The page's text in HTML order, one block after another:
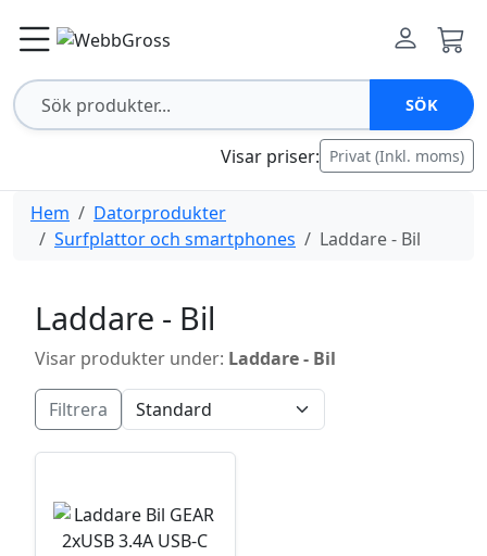
SÖK
Visar priser: Privat (Inkl. moms)
Hem
Datorprodukter
Surfplattor och smartphones
Laddare - Bil
Laddare - Bil
Visar produkter under: Laddare - Bil
Filtrera